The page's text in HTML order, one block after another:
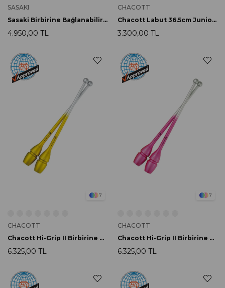
SASAKI
Sasaki Birbirine Bağlanabilir Labut 36.5cm MJ-38H FRP
4.950,00 TL
CHACOTT
Chacott Labut 36.5cm Junior 350 Yellow x Light Orange
3.300,00 TL
7
CHACOTT
Chacott Hi-Grip II Birbirine Bağlanabilir Labut 45.5cm 763 Yellow
6.325,00 TL
7
CHACOTT
Chacott Hi-Grip II Birbirine Bağlanabilir Labut 45.5cm 743 Pink
6.325,00 TL